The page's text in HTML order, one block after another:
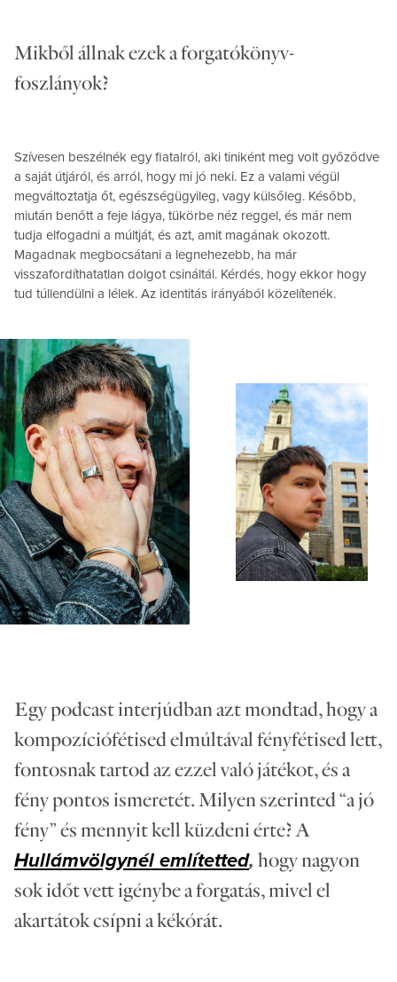
Mikből állnak ezek a forgatókönyv-
foszlányok?
Szívesen beszélnék egy fiatalról, aki tiniként meg volt győződve
a saját útjáról, és arról, hogy mi jó neki. Ez a valami végül
megváltoztatja őt, egészségügyileg, vagy külsőleg. Később,
miután benőtt a feje lágya, tükörbe néz reggel, és már nem
tudja elfogadni a múltját, és azt, amit magának okozott.
Magadnak megbocsátani a legnehezebb, ha már
visszafordíthatatlan dolgot csináltál. Kérdés, hogy ekkor hogy
tud túllendülni a lélek. Az identitás irányából közelítenék.
Egy podcast interjúdban azt mondtad, hogy a
kompozíciófétised elmúltával fényfétised lett,
fontosnak tartod az ezzel való játékot, és a
fény pontos ismeretét. Milyen szerinted “a jó
fény” és mennyit kell küzdeni érte? A
Hullámvölgynél említetted, hogy nagyon
sok időt vett igénybe a forgatás, mivel el
akartátok csípni a kékórát.